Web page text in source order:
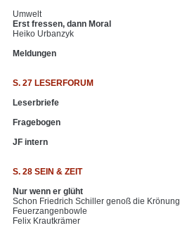
Umwelt
Erst fressen, dann Moral
Heiko Urbanzyk
Meldungen
S. 27 LESERFORUM
Leserbriefe
Fragebogen
JF intern
S. 28 SEIN & ZEIT
Nur wenn er glüht
Schon Friedrich Schiller genoß die
Feuerzangenbowle
Felix Krautkrämer